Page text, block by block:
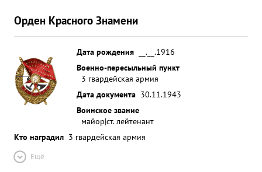
Орден Красного Знамени
Дата рождения
__.__.1916
Военно-пересыльный пункт
3 гвардейская армия
Дата документа 30.11.1943
Воинское звание
майор|ст. лейтенант
Кто наградил 3 гвардейская армия
Ещё